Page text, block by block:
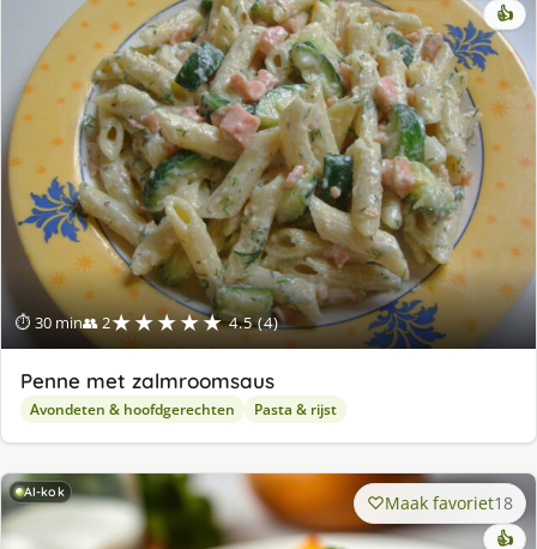
⏱ 30 min👥 2★★★★★ 4.5 (4)
👍
Penne met zalmroomsaus
Avondeten & hoofdgerechten Pasta & rijst
AI-kok Maak favoriet18
👍